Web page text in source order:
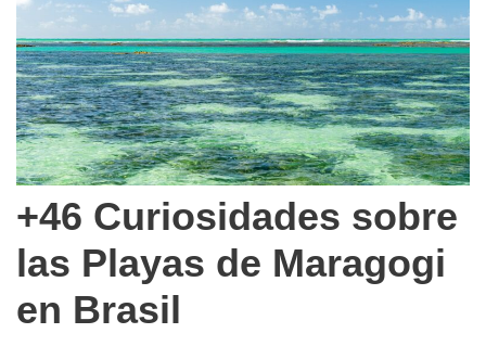
+46 Curiosidades sobre
las Playas de Maragogi
en Brasil